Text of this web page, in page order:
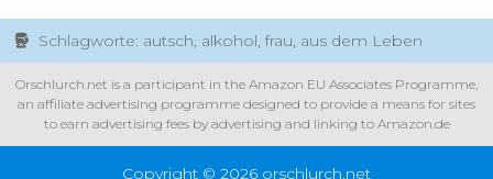
Schlagworte: autsch, alkohol, frau, aus dem Leben
Orschlurch.net is a participant in the Amazon EU Associates Programme,
an affiliate advertising programme designed to provide a means for sites
to earn advertising fees by advertising and linking to Amazon.de
Copyright © 2026 orschlurch.net